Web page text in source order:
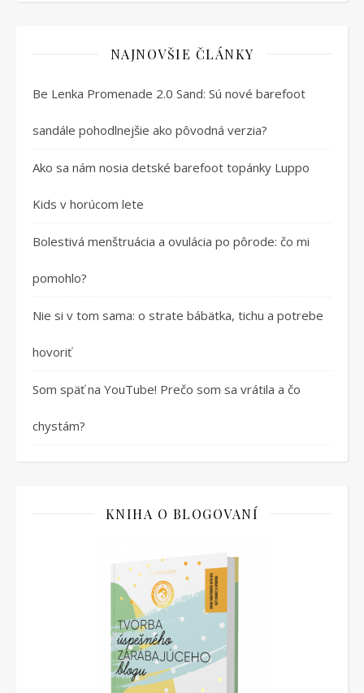
NAJNOVŠIE ČLÁNKY
Be Lenka Promenade 2.0 Sand: Sú nové barefoot
sandále pohodlnejšie ako pôvodná verzia?
Ako sa nám nosia detské barefoot topánky Luppo
Kids v horúcom lete
Bolestivá menštruácia a ovulácia po pôrode: čo mi
pomohlo?
Nie si v tom sama: o strate bábätka, tichu a potrebe
hovoriť
Som späť na YouTube! Prečo som sa vrátila a čo
chystám?
KNIHA O BLOGOVANÍ